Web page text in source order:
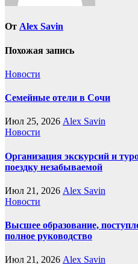
От Alex Savin
Похожая запись
Новости
Семейные отели в Сочи
Июл 25, 2026 Alex Savin
Новости
Организация экскурсий и
поездку незабываемой
Июл 21, 2026 Alex Savin
Новости
Высшее образование,
полное руководство
Июл 21, 2026 Alex Savin